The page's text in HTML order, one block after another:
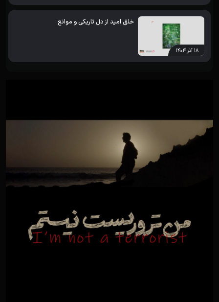
۱۸ آذر ۱۴۰۴
خلق امید از دل تاریکی و موانع